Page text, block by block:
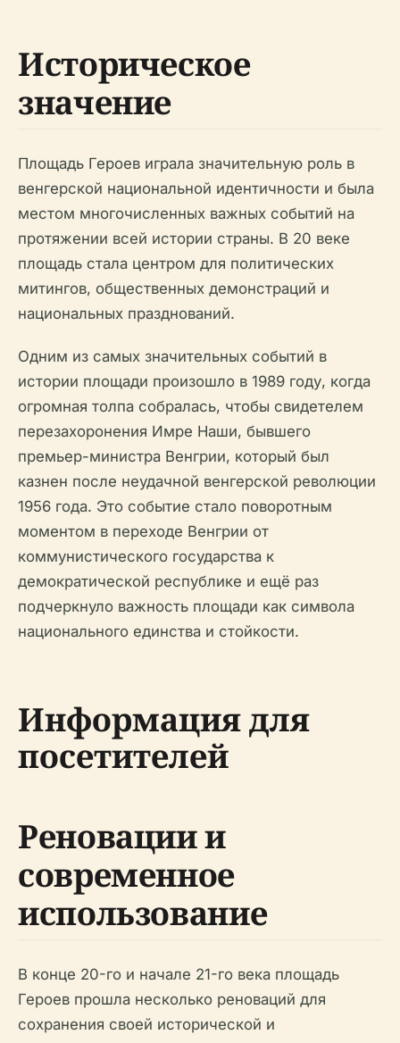
Историческое
значение
Площадь Героев играла значительную роль в
венгерской национальной идентичности и была
местом многочисленных важных событий на
протяжении всей истории страны. В 20 веке
площадь стала центром для политических
митингов, общественных демонстраций и
национальных празднований.
Одним из самых значительных событий в
истории площади произошло в 1989 году, когда
огромная толпа собралась, чтобы свидетелем
перезахоронения Имре Наши, бывшего
премьер-министра Венгрии, который был
казнен после неудачной венгерской революции
1956 года. Это событие стало поворотным
моментом в переходе Венгрии от
коммунистического государства к
демократической республике и ещё раз
подчеркнуло важность площади как символа
национального единства и стойкости.
Информация для
посетителей
Реновации и
современное
использование
В конце 20-го и начале 21-го века площадь
Героев прошла несколько реноваций для
сохранения своей исторической и